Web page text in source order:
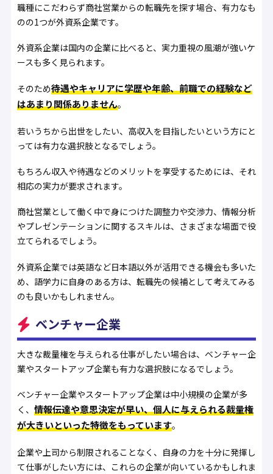
職種にこだわらず商社営業からの転職先を探す場合、有力なも
のの1つが外資系企業です。
外資系企業は国内の企業に比べると、実力重視の風潮が強いケ
ースも多く見られます。
そのため待遇やキャリアに学歴や年齢、前職での経験など
はあまり関係ありません。
若いうちから出世をしたい、高収入を目指したいという方にと
っては有力な選択肢となるでしょう。
もちろん収入や待遇などのメリットを享受するためには、それ
相応の実力が要求されます。
商社営業として働く中で身につけた調整力や交渉力、情報分析
やプレゼンテーションに関するスキルは、さまざまな場面で役
立てられるでしょう。
外資系企業では英語など日本語以外が活用できる機会も多いた
め、語学力に自身のある方は、転職先の候補として考えてみる
のも良いかもしれません。
ベンチャー企業
大きな裁量権を与えられる仕事がしたい場合は、ベンチャー企
業やスタートアップ企業も有力な選択肢になるでしょう。
ベンチャー企業やスタートアップ企業は中小規模の企業が多
く、 情報伝達や意思決定が早い、個人に与えられる裁量権
が大きいといった特徴をもっています。
企業や上司から制限されることなく、自身の力を十分に発揮し
て仕事がしたい方には、これらの企業が向いているかもしれま